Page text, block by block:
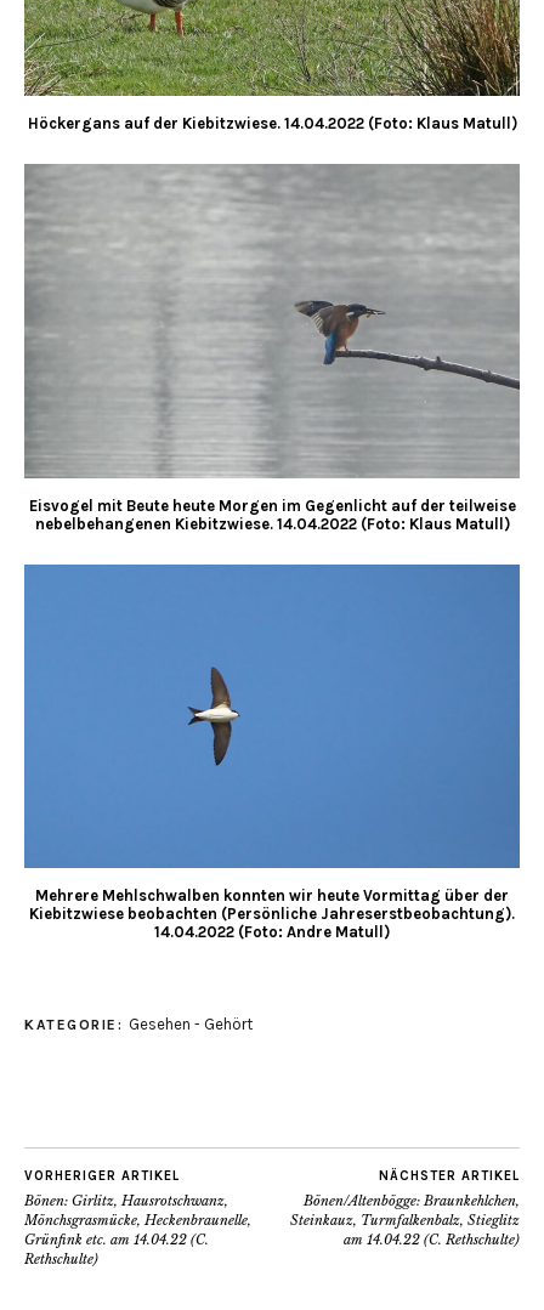
Höckergans auf der Kiebitzwiese. 14.04.2022 (Foto: Klaus Matull)
Eisvogel mit Beute heute Morgen im Gegenlicht auf der teilweise
nebelbehangenen Kiebitzwiese. 14.04.2022 (Foto: Klaus Matull)
Mehrere Mehlschwalben konnten wir heute Vormittag über der
Kiebitzwiese beobachten (Persönliche Jahreserstbeobachtung).
14.04.2022 (Foto: Andre Matull)
KATEGORIE: Gesehen - Gehört
VORHERIGER ARTIKEL
Bönen: Girlitz, Hausrotschwanz,
Mönchsgrasmücke, Heckenbraunelle,
Grünfink etc. am 14.04.22 (C.
Rethschulte)
NÄCHSTER ARTIKEL
Bönen/Altenbögge: Braunkehlchen,
Steinkauz, Turmfalkenbalz, Stieglitz
am 14.04.22 (C. Rethschulte)